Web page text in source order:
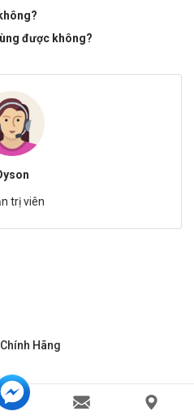
được không?
trị viên
Hãng